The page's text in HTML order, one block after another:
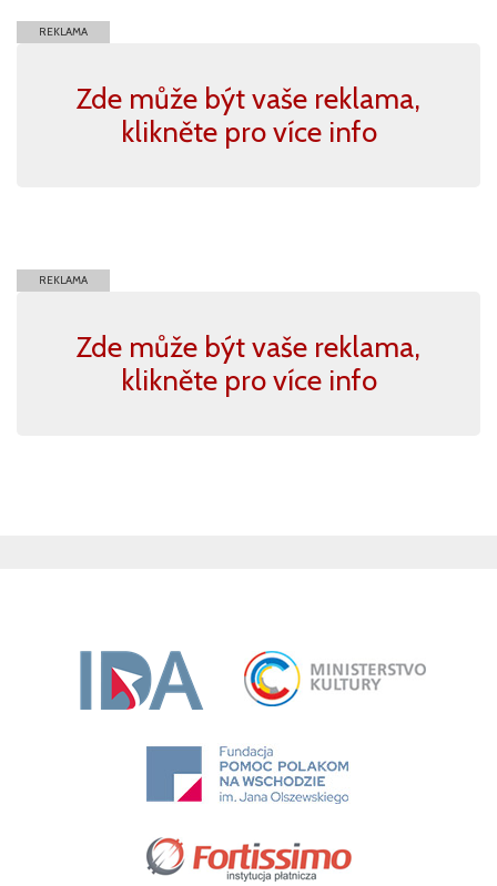
REKLAMA
Zde může být vaše reklama,
klikněte pro více info
REKLAMA
Zde může být vaše reklama,
klikněte pro více info